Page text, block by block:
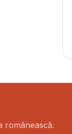
românească.